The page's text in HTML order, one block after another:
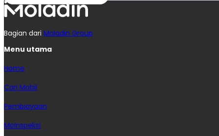
Bagian dari Moladin Group
Menu utama
Home
Cari Mobil
Pembiayaan
MoInspeksi